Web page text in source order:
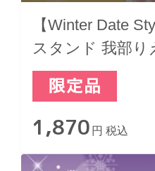
【Winter Date
スタンド 我部り
1,870 円 税込